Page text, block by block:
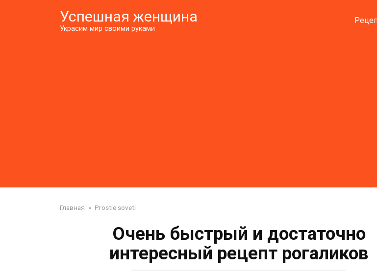
Успешная женщина
Украсим мир своими руками
Главная » Prostie soveti
Очень быстрый и достаточно
интересный рецепт рогаликов